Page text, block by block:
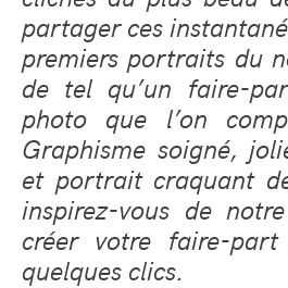
partager ces instantané
premiers portraits du
de tel qu’un faire-
photo que l’on
Graphisme soigné,
et portrait craquant
inspirez-vous de
créer votre faire-part
quelques clics.